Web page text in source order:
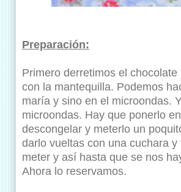
Preparación:
Primero derretimos el chocolate
con la mantequilla. Podemos
maría y sino en el microondas.
microondas. Hay que ponerlo
descongelar y meterlo un
darlo vueltas con una cuchara y
meter y así hasta que se nos
Ahora lo reservamos.